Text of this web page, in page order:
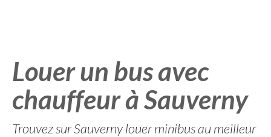
Louer un bus avec
chauffeur à Sauverny
Trouvez sur Sauverny louer minibus au meilleur